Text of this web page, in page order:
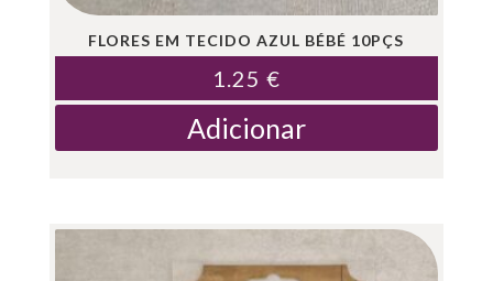
FLORES EM TECIDO AZUL BÉBÉ 10PÇS
1.25 €
Adicionar